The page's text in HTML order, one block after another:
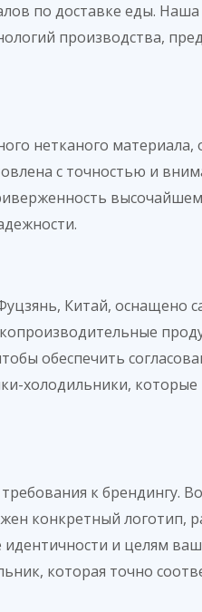
по доставке еды.
производства,
нетканого
​​с точностью и
Китай,
обеспечить
холодильники,
к брендингу.
конкретный
и целям
которая точно